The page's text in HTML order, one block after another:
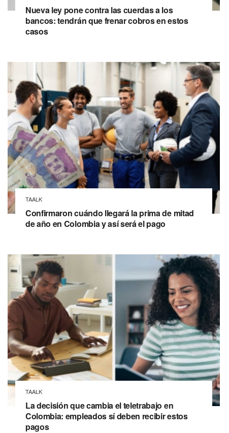
Nueva ley pone contra las cuerdas a los
bancos: tendrán que frenar cobros en estos
casos
TAALK
Confirmaron cuándo llegará la prima de mitad
de año en Colombia y así será el pago
TAALK
La decisión que cambia el teletrabajo en
Colombia: empleados sí deben recibir estos
pagos